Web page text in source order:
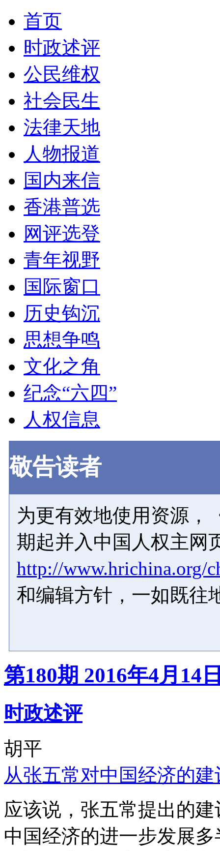
首页
时政述评
公民维权
社会民生
法律天地
人物报道
国内来信
香港普选
网评选登
青年视野
国际窗口
历史钩沉
思想争鸣
文化之角
纪念“六四”
人权信息
敬告读者
为更有效地使用资源，
期起并入中国人权主网
http://www.hrichina.org/
和编辑方针，一如既往
第180期 2016年4月14
时政述评
胡平
从张五常对中国经济的
应该说，张五常提出的
中国经济的进一步发展